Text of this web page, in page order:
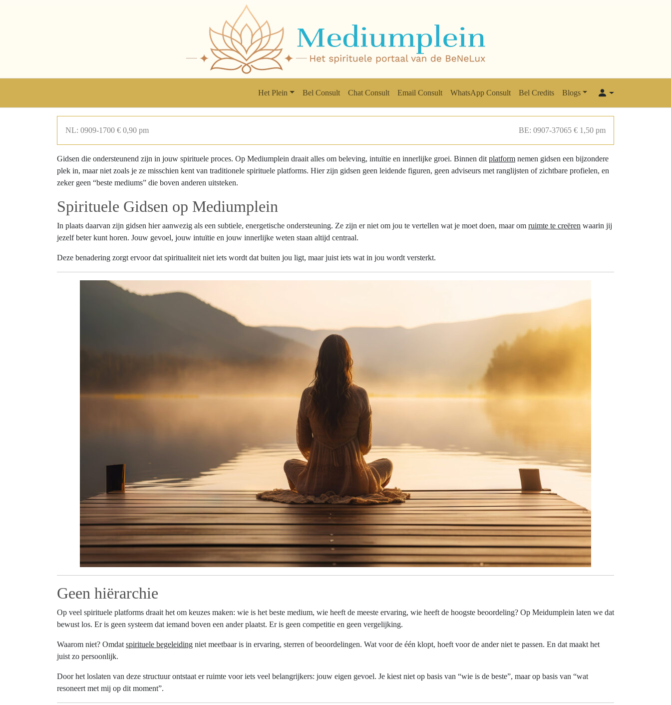
Het Plein Bel Consult Chat Consult Email Consult WhatsApp Consult Bel Credits Blogs
NL: 0909-1700 € 0,90 pm BE: 0907-37065 € 1,50 pm
Gidsen die ondersteunend zijn in jouw spirituele proces. Op Mediumplein draait alles om beleving, intuïtie en innerlijke groei. Binnen dit platform nemen gidsen een bijzondere
plek in, maar niet zoals je ze misschien kent van traditionele spirituele platforms. Hier zijn gidsen geen leidende figuren, geen adviseurs met ranglijsten of zichtbare profielen, en
zeker geen “beste mediums” die boven anderen uitsteken.
Spirituele Gidsen op Mediumplein
In plaats daarvan zijn gidsen hier aanwezig als een subtiele, energetische ondersteuning. Ze zijn er niet om jou te vertellen wat je moet doen, maar om ruimte te creëren waarin jij
jezelf beter kunt horen. Jouw gevoel, jouw intuïtie en jouw innerlijke weten staan altijd centraal.
Deze benadering zorgt ervoor dat spiritualiteit niet iets wordt dat buiten jou ligt, maar juist iets wat in jou wordt versterkt.
Geen hiërarchie
Op veel spirituele platforms draait het om keuzes maken: wie is het beste medium, wie heeft de meeste ervaring, wie heeft de hoogste beoordeling? Op Meidumplein laten we dat
bewust los. Er is geen systeem dat iemand boven een ander plaatst. Er is geen competitie en geen vergelijking.
Waarom niet? Omdat spirituele begeleiding niet meetbaar is in ervaring, sterren of beoordelingen. Wat voor de één klopt, hoeft voor de ander niet te passen. En dat maakt het
juist zo persoonlijk.
Door het loslaten van deze structuur ontstaat er ruimte voor iets veel belangrijkers: jouw eigen gevoel. Je kiest niet op basis van “wie is de beste”, maar op basis van “wat
resoneert met mij op dit moment”.